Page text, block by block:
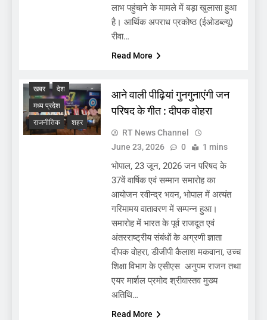
लाभ पहुंचाने के मामले में बड़ा खुलासा हुआ
है। आर्थिक अपराध प्रकोष्ठ (ईओडब्ल्यू)
रीवा…
Read More
खबर
देश
मध्य प्रदेश
राजनीतिक
शहर
आने वाली पीढ़ियां गुनगुनाएंगी जन
परिषद के गीत : दीपक वोहरा
RT News Channel
June 23, 2026
0 1 mins
भोपाल, 23 जून, 2026 जन परिषद के
37वें वार्षिक एवं सम्मान समारोह का
आयोजन रवीन्द्र भवन, भोपाल में अत्यंत
गरिमामय वातावरण में सम्पन्न हुआ।
समारोह में भारत के पूर्व राजदूत एवं
अंतरराष्ट्रीय संबंधों के अग्रणी ज्ञाता
दीपक वोहरा, डीजीपी कैलाश मकवाना, उच्च
शिक्षा विभाग के एसीएस अनुपम राजन तथा
एयर मार्शल प्रमोद श्रीवास्तव मुख्य
अतिथि…
Read More